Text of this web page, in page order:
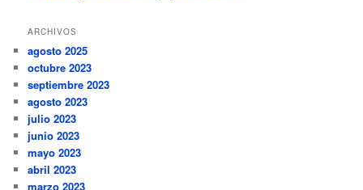
ARCHIVOS
agosto 2025
octubre 2023
septiembre 2023
agosto 2023
julio 2023
junio 2023
mayo 2023
abril 2023
marzo 2023